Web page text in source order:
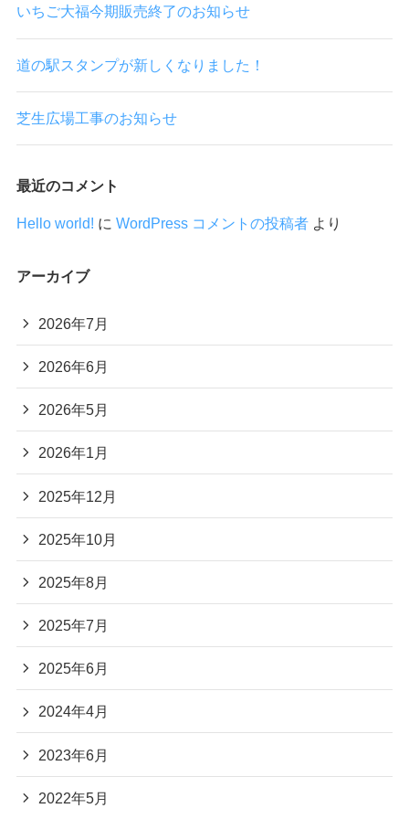
いちご大福今期販売終了のお知らせ
道の駅スタンプが新しくなりました！
芝生広場工事のお知らせ
最近のコメント
Hello world! に WordPress コメントの投稿者より
アーカイブ
2026年7月
2026年6月
2026年5月
2026年1月
2025年12月
2025年10月
2025年8月
2025年7月
2025年6月
2024年4月
2023年6月
2022年5月